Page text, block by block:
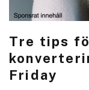
Tre tips
Friday